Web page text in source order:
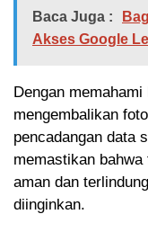
Baca Juga :
Akses Google
Dengan
mengembalikan
pencadangan data
memastikan
aman dan
diinginkan.